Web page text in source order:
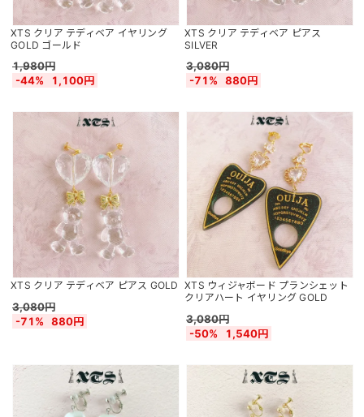
XTS クリア テディベア イヤリング
GOLD ゴールド
1,980円
-44%
1,100円
XTS クリア テディベア ピアス
SILVER
3,080円
-71%
880円
XTS クリア テディベア ピアス GOLD
3,080円
-71%
880円
XTS ウィジャボード プランシェット
クリアハート イヤリング GOLD
3,080円
-50%
1,540円